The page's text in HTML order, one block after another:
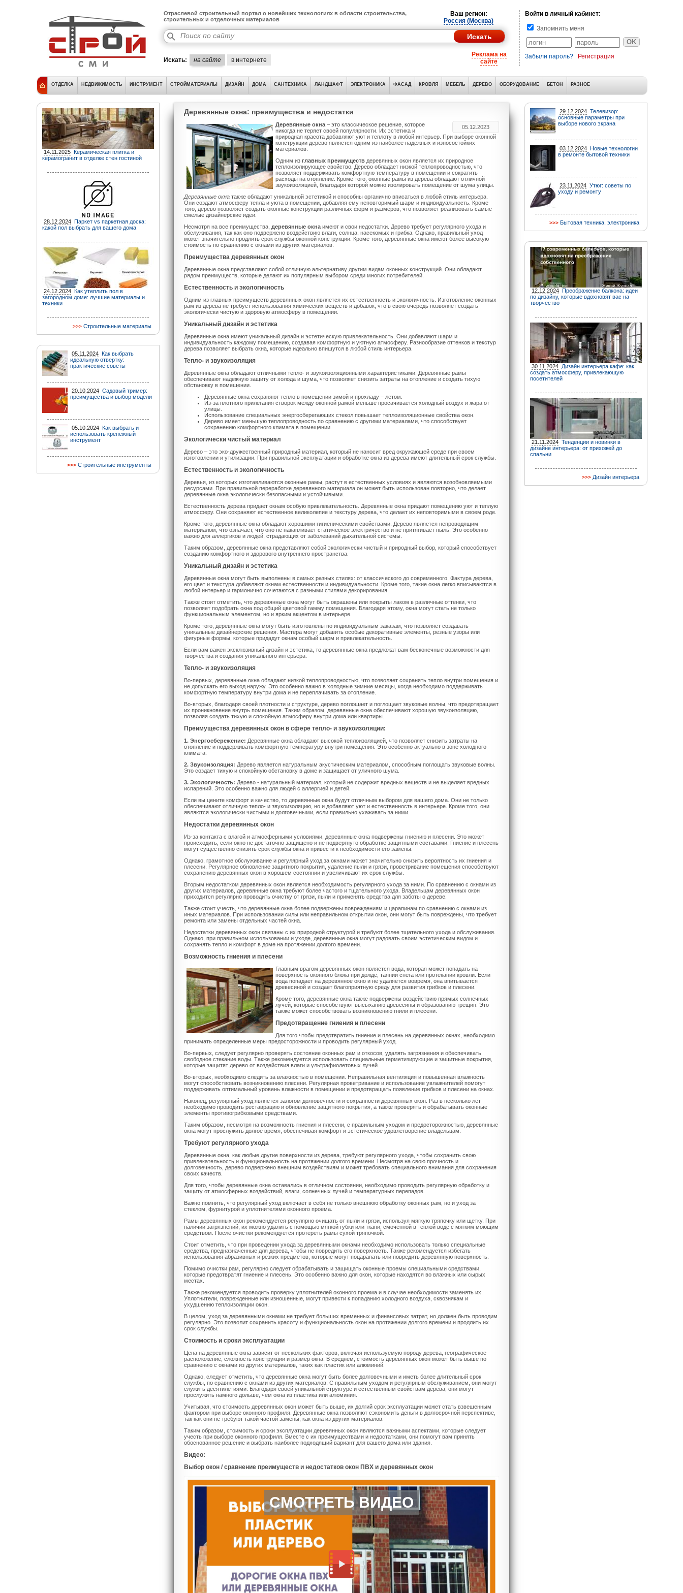
Отраслевой строительный портал о новейших технологиях в области строительства,
строительных и отделочных материалов
Ваш регион:
Россия (Москва)
Искать: на сайте в интернете
Реклама на
сайте
Войти в личный кабинет:
Запомнить меня
Забыли пароль? Регистрация
ОТДЕЛКА НЕДВИЖИМОСТЬ ИНСТРУМЕНТ СТРОЙМАТЕРИАЛЫ ДИЗАЙН ДОМА САНТЕХНИКА ЛАНДШАФТ ЭЛЕКТРОНИКА ФАСАД КРОВЛЯ МЕБЕЛЬ ДЕРЕВО ОБОРУДОВАНИЕ БЕТОН РАЗНОЕ
14.11.2025 Керамическая плитка и
керамогранит в отделке стен гостиной
28.12.2024 Паркет vs паркетная доска:
какой пол выбрать для вашего дома
24.12.2024 Как утеплить пол в
загородном доме: лучшие материалы и
техники
Строительные материалы
05.11.2024 Как выбрать
идеальную отвертку:
практические советы
20.10.2024 Садовый тример:
преимущества и выбор модели
05.10.2024 Как выбрать и
использовать крепежный
инструмент
Строительные инструменты
Деревянные окна: преимущества и недостатки
05.12.2023
Деревянные окна – это классическое решение, которое
никогда не теряет своей популярности. Их эстетика и
природная красота добавляют уют и теплоту в любой интерьер. При выборе оконной
конструкции дерево является одним из наиболее надежных и износостойких
материалов.
Одним из главных преимуществ деревянных окон является их природное
теплоизолирующее свойство. Дерево обладает низкой теплопроводностью, что
позволяет поддерживать комфортную температуру в помещении и сократить
расходы на отопление. Кроме того, оконные рамы из дерева обладают отличной
звукоизоляцией, благодаря которой можно изолировать помещение от шума улицы.
Деревянные окна также обладают уникальной эстетикой и способны органично вписаться в любой стиль интерьера.
Они создают атмосферу тепла и уюта в помещении, добавляя ему неповторимый шарм и индивидуальность. Кроме
того, дерево позволяет создать оконные конструкции различных форм и размеров, что позволяет реализовать самые
смелые дизайнерские идеи.
Несмотря на все преимущества, деревянные окна имеют и свои недостатки. Дерево требует регулярного ухода и
обслуживания, так как оно подвержено воздействию влаги, солнца, насекомых и грибка. Однако, правильный уход
может значительно продлить срок службы оконной конструкции. Кроме того, деревянные окна имеют более высокую
стоимость по сравнению с окнами из других материалов.
Преимущества деревянных окон
Деревянные окна представляют собой отличную альтернативу другим видам оконных конструкций. Они обладают
рядом преимуществ, которые делают их популярным выбором среди многих потребителей.
Естественность и экологичность
Одним из главных преимуществ деревянных окон является их естественность и экологичность. Изготовление оконных
рам из дерева не требует использования химических веществ и добавок, что в свою очередь позволяет создать
экологически чистую и здоровую атмосферу в помещении.
Уникальный дизайн и эстетика
Деревянные окна имеют уникальный дизайн и эстетическую привлекательность. Они добавляют шарм и
индивидуальность каждому помещению, создавая комфортную и уютную атмосферу. Разнообразие оттенков и текстур
дерева позволяет выбрать окна, которые идеально впишутся в любой стиль интерьера.
Тепло- и звукоизоляция
Деревянные окна обладают отличными тепло- и звукоизоляционными характеристиками. Деревянные рамы
обеспечивают надежную защиту от холода и шума, что позволяет снизить затраты на отопление и создать тихую
обстановку в помещении.
Деревянные окна сохраняют тепло в помещении зимой и прохладу – летом.
Из-за плотного прилегания створок между оконной рамой меньше просачивается холодный воздух и жара от
улицы.
Использование специальных энергосберегающих стекол повышает теплоизоляционные свойства окон.
Дерево имеет меньшую теплопроводность по сравнению с другими материалами, что способствует
сохранению комфортного климата в помещении.
Экологически чистый материал
Дерево – это эко-дружественный природный материал, который не наносит вред окружающей среде при своем
изготовлении и утилизации. При правильной эксплуатации и обработке окна из дерева имеют длительный срок службы.
Естественность и экологичность
Деревья, из которых изготавливаются оконные рамы, растут в естественных условиях и являются возобновляемыми
ресурсами. При правильной переработке деревянного материала он может быть использован повторно, что делает
деревянные окна экологически безопасными и устойчивыми.
Естественность дерева придает окнам особую привлекательность. Деревянные окна придают помещению уют и теплую
атмосферу. Они сохраняют естественное великолепие и текстуру дерева, что делает их неповторимыми в своем роде.
Кроме того, деревянные окна обладают хорошими гигиеническими свойствами. Дерево является непроводящим
материалом, что означает, что оно не накапливает статическое электричество и не притягивает пыль. Это особенно
важно для аллергиков и людей, страдающих от заболеваний дыхательной системы.
Таким образом, деревянные окна представляют собой экологически чистый и природный выбор, который способствует
созданию комфортного и здорового внутреннего пространства.
Уникальный дизайн и эстетика
Деревянные окна могут быть выполнены в самых разных стилях: от классического до современного. Фактура дерева,
его цвет и текстура добавляют окнам естественности и индивидуальности. Кроме того, такие окна легко вписываются в
любой интерьер и гармонично сочетаются с разными стилями декорирования.
Также стоит отметить, что деревянные окна могут быть окрашены или покрыты лаком в различные оттенки, что
позволяет подобрать окна под общий цветовой гамму помещения. Благодаря этому, окна могут стать не только
функциональным элементом, но и ярким акцентом в интерьере.
Кроме того, деревянные окна могут быть изготовлены по индивидуальным заказам, что позволяет создавать
уникальные дизайнерские решения. Мастера могут добавить особые декоративные элементы, резные узоры или
фигурные формы, которые придадут окнам особый шарм и привлекательность.
Если вам важен эксклюзивный дизайн и эстетика, то деревянные окна предложат вам бесконечные возможности для
творчества и создания уникального интерьера.
Тепло- и звукоизоляция
Во-первых, деревянные окна обладают низкой теплопроводностью, что позволяет сохранять тепло внутри помещения и
не допускать его выход наружу. Это особенно важно в холодные зимние месяцы, когда необходимо поддерживать
комфортную температуру внутри дома и не переплачивать за отопление.
Во-вторых, благодаря своей плотности и структуре, дерево поглощает и поглощает звуковые волны, что предотвращает
их проникновение внутрь помещения. Таким образом, деревянные окна обеспечивают хорошую звукоизоляцию,
позволяя создать тихую и спокойную атмосферу внутри дома или квартиры.
Преимущества деревянных окон в сфере тепло- и звукоизоляции:
1. Энергосбережение: Деревянные окна обладают высокой теплоизоляцией, что позволяет снизить затраты на
отопление и поддерживать комфортную температуру внутри помещения. Это особенно актуально в зоне холодного
климата.
2. Звукоизоляция: Дерево является натуральным акустическим материалом, способным поглощать звуковые волны.
Это создает тихую и спокойную обстановку в доме и защищает от уличного шума.
3. Экологичность: Дерево - натуральный материал, который не содержит вредных веществ и не выделяет вредных
испарений. Это особенно важно для людей с аллергией и детей.
Если вы цените комфорт и качество, то деревянные окна будут отличным выбором для вашего дома. Они не только
обеспечивают отличную тепло- и звукоизоляцию, но и добавляют уют и естественность в интерьере. Кроме того, они
являются экологически чистыми и долговечными, если правильно ухаживать за ними.
Недостатки деревянных окон
Из-за контакта с влагой и атмосферными условиями, деревянные окна подвержены гниению и плесени. Это может
происходить, если окно не достаточно защищено и не подвергнуто обработке защитными составами. Гниение и плесень
могут существенно снизить срок службы окна и привести к необходимости его замены.
Однако, грамотное обслуживание и регулярный уход за окнами может значительно снизить вероятность их гниения и
плесени. Регулярное обновление защитного покрытия, удаление пыли и грязи, проветривание помещения способствуют
сохранению деревянных окон в хорошем состоянии и увеличивают их срок службы.
Вторым недостатком деревянных окон является необходимость регулярного ухода за ними. По сравнению с окнами из
других материалов, деревянные окна требуют более частого и тщательного ухода. Владельцам деревянных окон
приходится регулярно проводить очистку от грязи, пыли и применять средства для заботы о дереве.
Также стоит учесть, что деревянные окна более подвержены повреждениям и царапинам по сравнению с окнами из
иных материалов. При использовании силы или неправильном открытии окон, они могут быть повреждены, что требует
ремонта или замены отдельных частей окна.
Недостатки деревянных окон связаны с их природной структурой и требуют более тщательного ухода и обслуживания.
Однако, при правильном использовании и уходе, деревянные окна могут радовать своим эстетическим видом и
сохранять тепло и комфорт в доме на протяжении долгого времени.
Возможность гниения и плесени
Главным врагом деревянных окон является вода, которая может попадать на
поверхность оконного блока при дожде, таянии снега или протекании кровли. Если
вода попадает на деревянное окно и не удаляется вовремя, она впитывается
древесиной и создает благоприятную среду для развития грибков и плесени.
Кроме того, деревянные окна также подвержены воздействию прямых солнечных
лучей, которые способствуют высыханию древесины и образованию трещин. Это
также может способствовать возникновению гнили и плесени.
Предотвращение гниения и плесени
Для того чтобы предотвратить гниение и плесень на деревянных окнах, необходимо
принимать определенные меры предосторожности и проводить регулярный уход.
Во-первых, следует регулярно проверять состояние оконных рам и откосов, удалять загрязнения и обеспечивать
свободное стекание воды. Также рекомендуется использовать специальные герметизирующие и защитные покрытия,
которые защитят дерево от воздействия влаги и ультрафиолетовых лучей.
Во-вторых, необходимо следить за влажностью в помещении. Неправильная вентиляция и повышенная влажность
могут способствовать возникновению плесени. Регулярная проветривание и использование увлажнителей помогут
поддерживать оптимальный уровень влажности в помещении и предотвращать появление грибков и плесени на окнах.
Наконец, регулярный уход является залогом долговечности и сохранности деревянных окон. Раз в несколько лет
необходимо проводить реставрацию и обновление защитного покрытия, а также проверять и обрабатывать оконные
элементы противогрибковыми средствами.
Таким образом, несмотря на возможность гниения и плесени, с правильным уходом и предосторожностью, деревянные
окна могут прослужить долгое время, обеспечивая комфорт и эстетическое удовлетворение владельцам.
Требуют регулярного ухода
Деревянные окна, как любые другие поверхности из дерева, требуют регулярного ухода, чтобы сохранить свою
привлекательность и функциональность на протяжении долгого времени. Несмотря на свою прочность и
долговечность, дерево подвержено внешним воздействиям и может требовать специального внимания для сохранения
своих качеств.
Для того, чтобы деревянные окна оставались в отличном состоянии, необходимо проводить регулярную обработку и
защиту от атмосферных воздействий, влаги, солнечных лучей и температурных перепадов.
Важно помнить, что регулярный уход включает в себя не только внешнюю обработку оконных рам, но и уход за
стеклом, фурнитурой и уплотнителями оконного проема.
Рамы деревянных окон рекомендуется регулярно очищать от пыли и грязи, используя мягкую тряпочку или щетку. При
наличии загрязнений, их можно удалить с помощью мягкой губки или ткани, смоченной в теплой воде с мягким моющим
средством. После очистки рекомендуется протереть рамы сухой тряпочкой.
Стоит отметить, что при проведении ухода за деревянными окнами необходимо использовать только специальные
средства, предназначенные для дерева, чтобы не повредить его поверхность. Также рекомендуется избегать
использования абразивных и резких предметов, которые могут поцарапать или повредить деревянную поверхность.
Помимо очистки рам, регулярно следует обрабатывать и защищать оконные проемы специальными средствами,
которые предотвратят гниение и плесень. Это особенно важно для окон, которые находятся во влажных или сырых
местах.
Также рекомендуется проводить проверку уплотнителей оконного проема и в случае необходимости заменять их.
Уплотнители, поврежденные или изношенные, могут привести к попаданию холодного воздуха, сквознякам и
ухудшению теплоизоляции окон.
В целом, уход за деревянными окнами не требует больших временных и финансовых затрат, но должен быть проводим
регулярно. Это позволит сохранить красоту и функциональность окон на протяжении долгого времени и продлить их
срок службы.
Стоимость и сроки эксплуатации
Цена на деревянные окна зависит от нескольких факторов, включая используемую породу дерева, географическое
расположение, сложность конструкции и размер окна. В среднем, стоимость деревянных окон может быть выше по
сравнению с окнами из других материалов, таких как пластик или алюминий.
Однако, следует отметить, что деревянные окна могут быть более долговечными и иметь более длительный срок
службы, по сравнению с окнами из других материалов. С правильным уходом и регулярным обслуживанием, они могут
служить десятилетиями. Благодаря своей уникальной структуре и естественным свойствам дерева, они могут
прослужить намного дольше, чем окна из пластика или алюминия.
Учитывая, что стоимость деревянных окон может быть выше, их долгий срок эксплуатации может стать взвешенным
фактором при выборе оконного профиля. Деревянные окна позволяют сэкономить деньги в долгосрочной перспективе,
так как они не требуют такой частой замены, как окна из других материалов.
Таким образом, стоимость и сроки эксплуатации деревянных окон являются важными аспектами, которые следует
учесть при выборе оконного профиля. Вместе с их преимуществами и недостатками, они помогут вам принять
обоснованное решение и выбрать наиболее подходящий вариант для вашего дома или здания.
Видео:
Выбор окон / сравнение преимуществ и недостатков окон ПВХ и деревянных окон
СМОТРЕТЬ ВИДЕО
29.12.2024 Телевизор:
основные параметры при
выборе нового экрана
03.12.2024 Новые технологии
в ремонте бытовой техники
23.11.2024 Утюг: советы по
уходу и ремонту
Бытовая техника, электроника
12.12.2024 Преображение балкона: идеи
по дизайну, которые вдохновят вас на
творчество
30.11.2024 Дизайн интерьера кафе: как
создать атмосферу, привлекающую
посетителей
21.11.2024 Тенденции и новинки в
дизайне интерьера: от прихожей до
спальни
Дизайн интерьера